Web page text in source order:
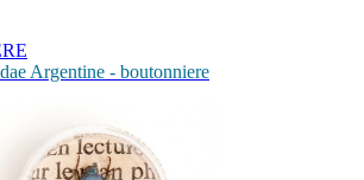
Argentine - boutonniere